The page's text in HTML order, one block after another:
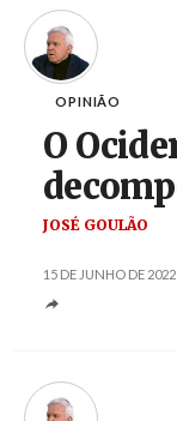
OPINIÃO
O
JOSÉ GOULÃO
15 DE JUNHO DE 2022